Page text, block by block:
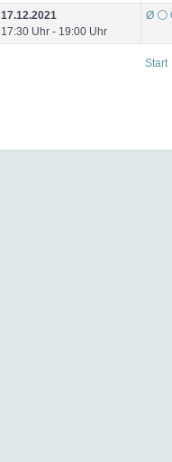
17.12.2021
17:30 Uhr - 19:00 Uhr
Ø ⚪
Start